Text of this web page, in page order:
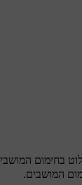
בחימום
המושבים.